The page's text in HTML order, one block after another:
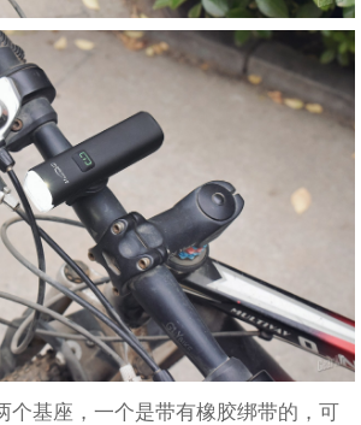
个基座，一个是带有橡胶绑带的，可